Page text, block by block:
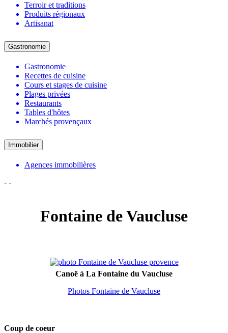
Terroir et traditions
Produits régionaux
Artisanat
Gastronomie
Gastronomie
Recettes de cuisine
Cours et stages de cuisine
Plages privées
Restaurants
Tables d'hôtes
Marchés provençaux
Immobilier
Agences immobilières
- -
Fontaine de Vaucluse
Canoë à La Fontaine du Vaucluse
Photos Fontaine de Vaucluse
Coup de coeur